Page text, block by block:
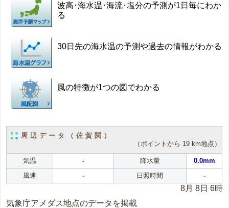
波高･海水温･海流･塩分の予測が1日毎にわか
る
30日先の海水温の予測や過去の情報がわかる
風の特徴が1つの図でわかる
周辺データ（佐賀関）
（ポイントから 19 km地点）
気温 - 降水量
0.0mm
風速
- 日照時間 -
8月 8日 6時
気象庁アメダス地点のデータを掲載